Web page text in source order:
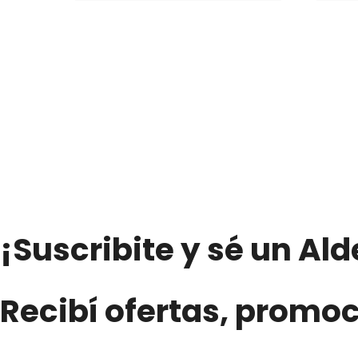
¡Suscribite y sé un
Recibí ofertas,